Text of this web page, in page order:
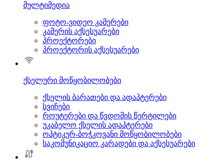
მულტიმედია
ფოტო-ვიდეო კამერები
კამერის აქსესუარები
პროექტორები
პროექტორის აქსესუარები
ქსელური მოწყობილობები
ქსელის ბარათები და ადაპტერები
სვიჩები
როუტერები და წვდომის წერტილები
უკაბელო ქსელის ადაპტერები
ოპტიკურ-ბოჭკოვანი მოწყობილობები
საკომუნიკაციო კარადები და აქსესუარები